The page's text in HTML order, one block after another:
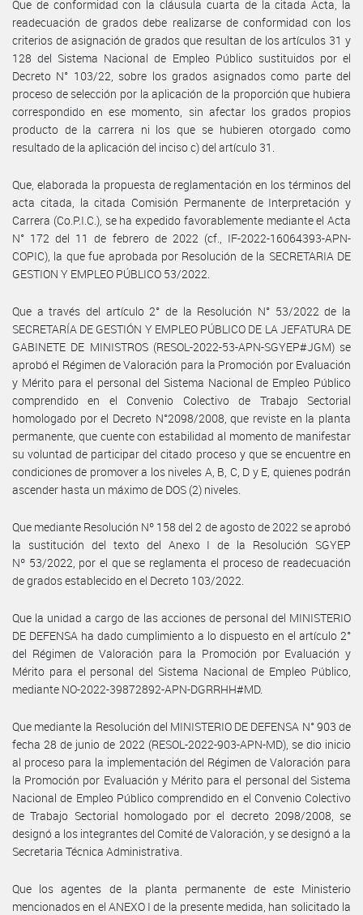
Que de conformidad con la cláusula cuarta de la citada Acta, la
readecuación de grados debe realizarse de conformidad con los
criterios de asignación de grados que resultan de los artículos 31 y
128 del Sistema Nacional de Empleo Público sustituidos por el
Decreto N° 103/22, sobre los grados asignados como parte del
proceso de selección por la aplicación de la proporción que hubiera
correspondido en ese momento, sin afectar los grados propios
producto de la carrera ni los que se hubieren otorgado como
resultado de la aplicación del inciso c) del artículo 31.
Que, elaborada la propuesta de reglamentación en los términos del
acta citada, la citada Comisión Permanente de Interpretación y
Carrera (Co.P.I.C.), se ha expedido favorablemente mediante el Acta
N° 172 del 11 de febrero de 2022 (cf., IF-2022-16064393-APN-
COPIC), la que fue aprobada por Resolución de la SECRETARIA DE
GESTION Y EMPLEO PÚBLICO 53/2022.
Que a través del artículo 2° de la Resolución N° 53/2022 de la
SECRETARÍA DE GESTIÓN Y EMPLEO PÚBLICO DE LA JEFATURA DE
GABINETE DE MINISTROS (RESOL-2022-53-APN-SGYEP#JGM) se
aprobó el Régimen de Valoración para la Promoción por Evaluación
y Mérito para el personal del Sistema Nacional de Empleo Público
comprendido en el Convenio Colectivo de Trabajo Sectorial
homologado por el Decreto N°2098/2008, que reviste en la planta
permanente, que cuente con estabilidad al momento de manifestar
su voluntad de participar del citado proceso y que se encuentre en
condiciones de promover a los niveles A, B, C, D y E, quienes podrán
ascender hasta un máximo de DOS (2) niveles.
Que mediante Resolución Nº 158 del 2 de agosto de 2022 se aprobó
la sustitución del texto del Anexo I de la Resolución SGYEP
Nº 53/2022, por el que se reglamenta el proceso de readecuación
de grados establecido en el Decreto 103/2022.
Que la unidad a cargo de las acciones de personal del MINISTERIO
DE DEFENSA ha dado cumplimiento a lo dispuesto en el artículo 2°
del Régimen de Valoración para la Promoción por Evaluación y
Mérito para el personal del Sistema Nacional de Empleo Público,
mediante NO-2022-39872892-APN-DGRRHH#MD.
Que mediante la Resolución del MINISTERIO DE DEFENSA N° 903 de
fecha 28 de junio de 2022 (RESOL-2022-903-APN-MD), se dio inicio
al proceso para la implementación del Régimen de Valoración para
la Promoción por Evaluación y Mérito para el personal del Sistema
Nacional de Empleo Público comprendido en el Convenio Colectivo
de Trabajo Sectorial homologado por el decreto 2098/2008, se
designó a los integrantes del Comité de Valoración, y se designó a la
Secretaria Técnica Administrativa.
Que los agentes de la planta permanente de este Ministerio
mencionados en el ANEXO I de la presente medida, han solicitado la